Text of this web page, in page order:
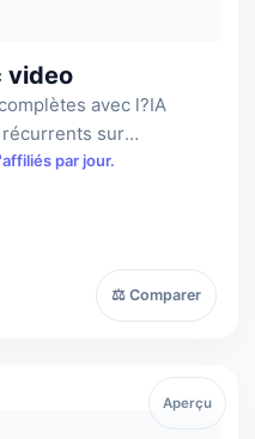
video
avec l?IA
sur
X. L'IA …
par jour.
⚖ Comparer
Aperçu